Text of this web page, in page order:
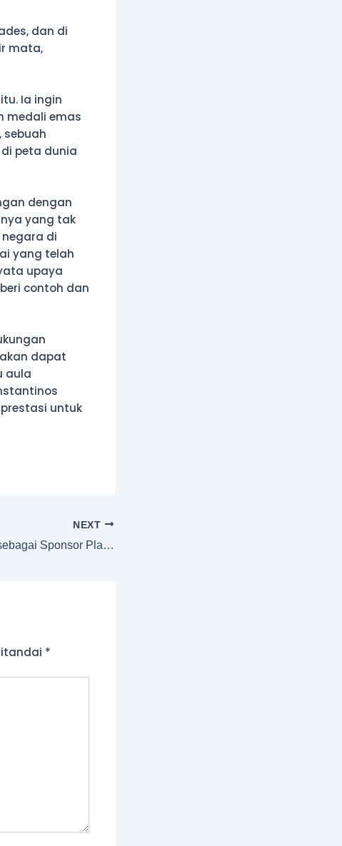
dan di
mata,
Ia ingin
medali emas
sebuah
peta dunia
dengan
yang tak
di
yang telah
upaya
contoh dan
dapat
aula
untuk
NEXT
GVD Markets sebagai Sponsor Platinum yang Menghasilkan “Program Afiliasi IB Terbaik”
*